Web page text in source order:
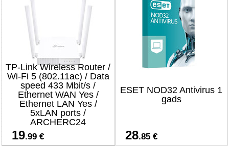
TP-Link Wireless Router /
Wi-Fi 5 (802.11ac) / Data
speed 433 Mbit/s /
Ethernet WAN Yes /
Ethernet LAN Yes /
5xLAN ports /
ARCHERC24
19.99 €
ESET NOD32 Antivirus 1
gads
28.85 €